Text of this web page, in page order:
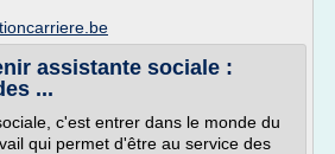
assistante sociale :
...
c'est entrer dans le monde du
qui permet d'être au service des